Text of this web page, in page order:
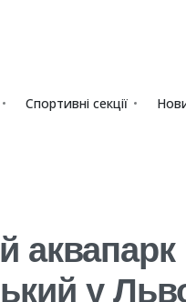
Спортивні секції
у